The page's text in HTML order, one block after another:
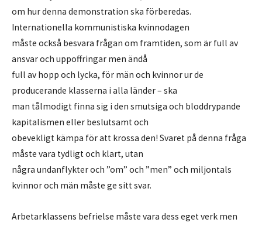
om hur denna demonstration ska förberedas.
Internationella kommunistiska kvinnodagen
måste också besvara frågan om framtiden, som är full av
ansvar och uppoffringar men ändå
full av hopp och lycka, för män och kvinnor ur de
producerande klasserna i alla länder – ska
man tålmodigt finna sig i den smutsiga och bloddrypande
kapitalismen eller beslutsamt och
obevekligt kämpa för att krossa den! Svaret på denna fråga
måste vara tydligt och klart, utan
några undanflykter och ”om” och ”men” och miljontals
kvinnor och män måste ge sitt svar.
Arbetarklassens befrielse måste vara dess eget verk men